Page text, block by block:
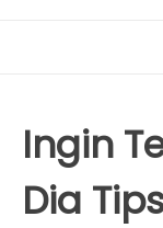
Ingin
Dia